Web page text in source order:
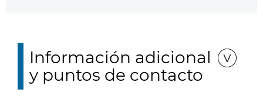
Información adicional
y puntos de contacto